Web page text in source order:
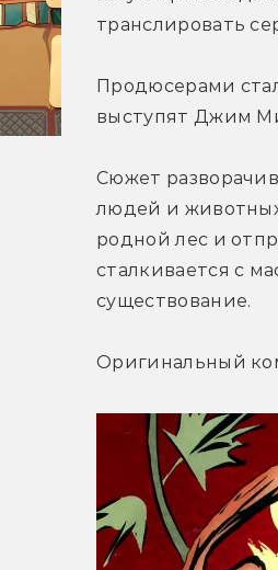
транслировать
Продюсерами
выступят Джим
Сюжет
людей и
родной лес и
сталкивается с
существование.
Оригинальный